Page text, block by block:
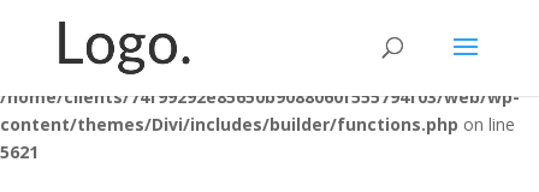
: "continue" targeting switch is equivalent to "break". Did
you mean to use "continue 2"? in
/home/clients/74f99292e85650b9088060f555794f03/web/wp-
content/themes/Divi/includes/builder/functions.php on line
5621